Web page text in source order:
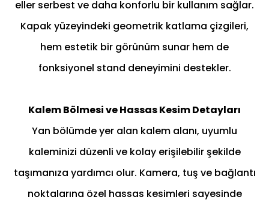
eller serbest ve daha konforlu bir kullanım sağlar.
Kapak yüzeyindeki geometrik katlama çizgileri,
hem estetik bir görünüm sunar hem de
fonksiyonel stand deneyimini destekler.
Kalem Bölmesi ve Hassas Kesim Detayları
Yan bölümde yer alan kalem alanı, uyumlu
kaleminizi düzenli ve kolay erişilebilir şekilde
taşımanıza yardımcı olur. Kamera, tuş ve bağlantı
noktalarına özel hassas kesimleri sayesinde